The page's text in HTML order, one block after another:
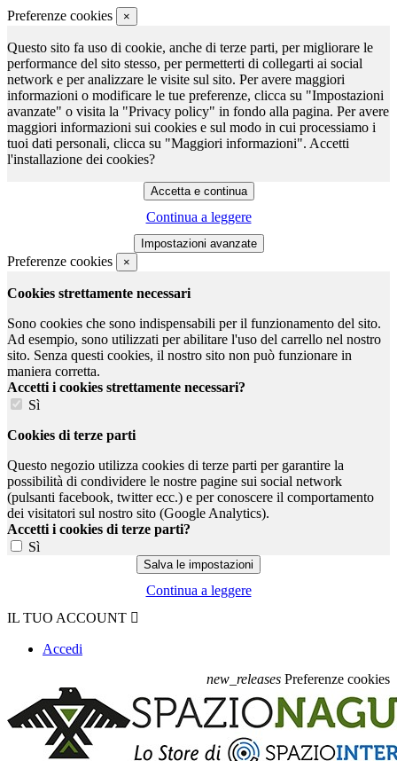
Preferenze cookies ×
Questo sito fa uso di cookie, anche di terze parti, per migliorare le
performance del sito stesso, per permetterti di collegarti ai social
network e per analizzare le visite sul sito. Per avere maggiori
informazioni o modificare le tue preferenze, clicca su "Impostazioni
avanzate" o visita la "Privacy policy" in fondo alla pagina. Per avere
maggiori informazioni sui cookies e sul modo in cui processiamo i
tuoi dati personali, clicca su "Maggiori informazioni". Accetti
l'installazione dei cookies?
Continua a leggere
Preferenze cookies ×
Cookies strettamente necessari
Sono cookies che sono indispensabili per il funzionamento del sito.
Ad esempio, sono utilizzati per abilitare l'uso del carrello nel nostro
sito. Senza questi cookies, il nostro sito non può funzionare in
maniera corretta.
Accetti i cookies strettamente necessari?
Sì
Cookies di terze parti
Questo negozio utilizza cookies di terze parti per garantire la
possibilità di condividere le nostre pagine sui social network
(pulsanti facebook, twitter ecc.) e per conoscere il comportamento
dei visitatori sul nostro sito (Google Analytics).
Accetti i cookies di terze parti?
Sì
Continua a leggere
IL TUO ACCOUNT 
Accedi
new_releases Preferenze cookies